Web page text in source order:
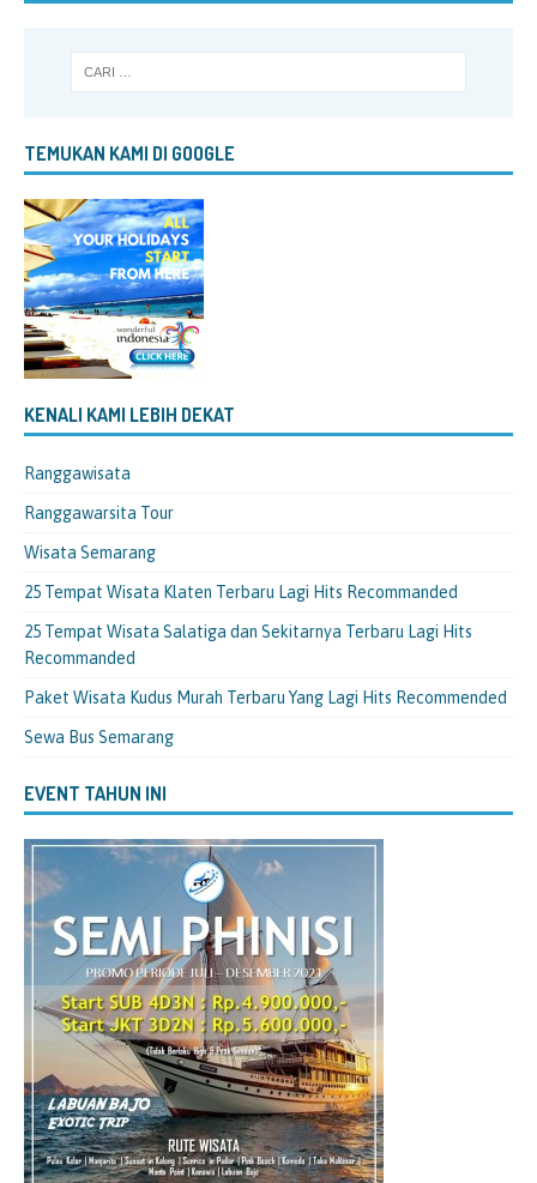
TEMUKAN KAMI DI GOOGLE
KENALI KAMI LEBIH DEKAT
Ranggawisata
Ranggawarsita Tour
Wisata Semarang
25 Tempat Wisata Klaten Terbaru Lagi Hits Recommanded
25 Tempat Wisata Salatiga dan Sekitarnya Terbaru Lagi Hits
Recommanded
Paket Wisata Kudus Murah Terbaru Yang Lagi Hits Recommended
Sewa Bus Semarang
EVENT TAHUN INI